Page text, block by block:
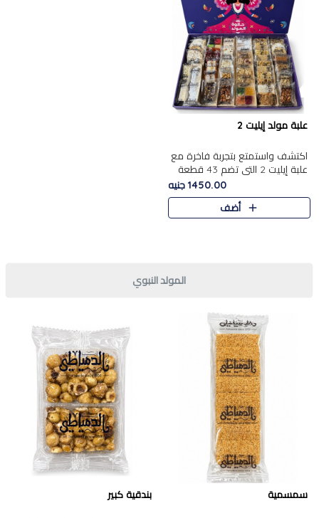
علبة مولد إيليت 2
اكتشف واستمتع بتجربة فاخرة مع
علبة إيليت 2 التي تضم 43 قطعة
تشكيلة من أرقى حلويات المولد
الشرقية المصرية الأصيلة ,معروضة
بشكل جميل في علبة أ..
1450.00 جنيه
أضف
المولد النبوي
سمسمية بندقية كبير